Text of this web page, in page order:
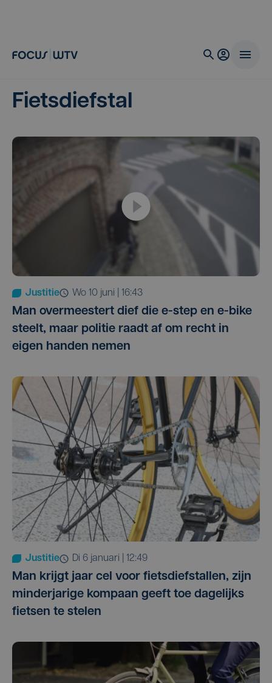
Fietsdiefstal
Justitie wo 10 juni | 16:43
Man overmeestert dief die e-step en e-bike
steelt, maar politie raadt af om recht in
eigen handen nemen
Justitie di 6 januari | 12:49
Man krijgt jaar cel voor fietsdiefstallen, zijn
minderjarige kompaan geeft toe dagelijks
fietsen te stelen